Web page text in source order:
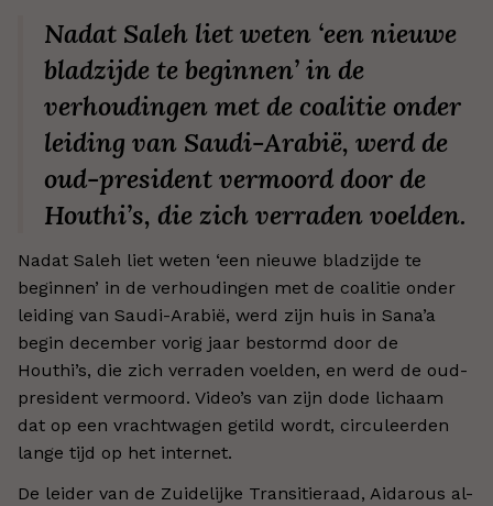
Nadat Saleh liet weten ‘een nieuwe
bladzijde te beginnen’ in de
verhoudingen met de coalitie onder
leiding van Saudi-Arabië, werd de
oud-president vermoord door de
Houthi’s, die zich verraden voelden.
Nadat Saleh liet weten ‘een nieuwe bladzijde te
beginnen’ in de verhoudingen met de coalitie onder
leiding van Saudi-Arabië, werd zijn huis in Sana’a
begin december vorig jaar bestormd door de
Houthi’s, die zich verraden voelden, en werd de oud-
president vermoord. Video’s van zijn dode lichaam
dat op een vrachtwagen getild wordt, circuleerden
lange tijd op het internet.
De leider van de Zuidelijke Transitieraad, Aidarous al-